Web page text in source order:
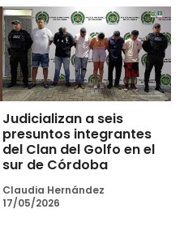
Judicializan a seis
presuntos integrantes
del Clan del Golfo en el
sur de Córdoba
Claudia Hernández
17/05/2026